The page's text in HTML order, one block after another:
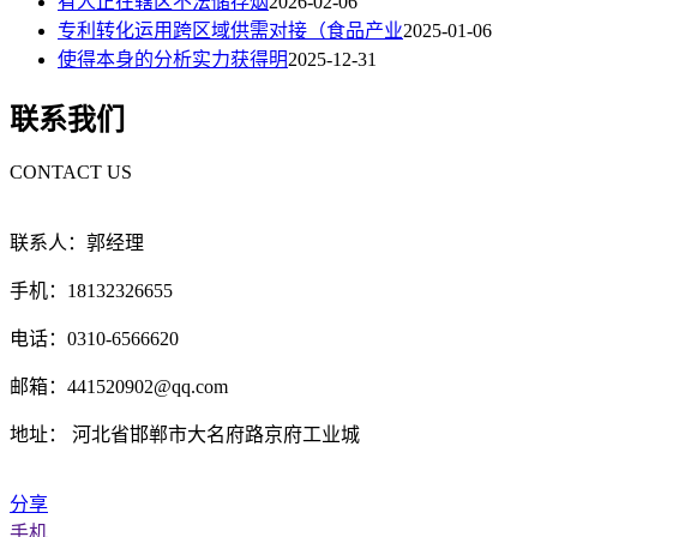
专利转化运用跨区域供需对接（食品产业2025-01-06
使得本身的分析实力获得明2025-12-31
联系我们
CONTACT US
联系人：郭经理
手机：18132326655
电话：0310-6566620
邮箱：441520902@qq.com
地址： 河北省邯郸市大名府路京府工业城
分享